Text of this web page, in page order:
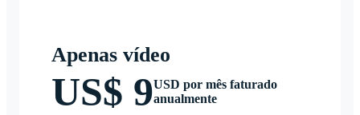
Apenas vídeo
US$ 9USD por mês faturado
anualmente